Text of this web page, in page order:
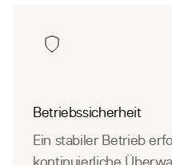
Betriebssicherheit
Ein stabiler Betrieb
kontinuierliche